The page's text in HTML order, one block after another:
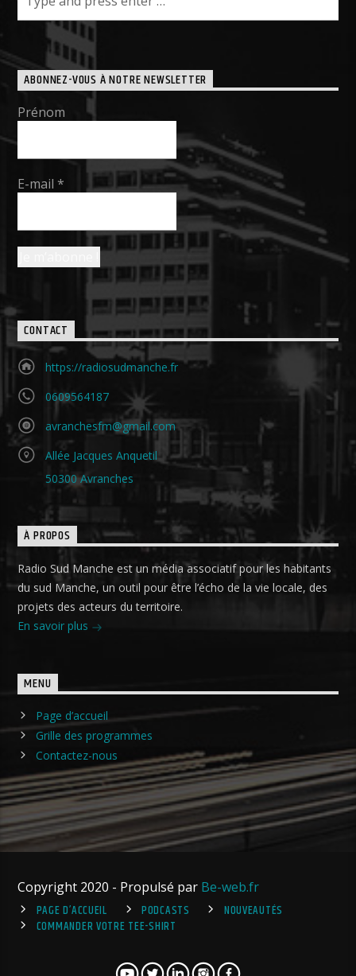
ABONNEZ-VOUS À NOTRE NEWSLETTER
Prénom
E-mail*
CONTACT
https://radiosudmanche.fr
0609564187
avranchesfm@gmail.com
Allée Jacques Anquetil
50300 Avranches
À PROPOS
Radio Sud Manche est un média associatif pour les habitants
du sud Manche, un outil pour être l’écho de la vie locale, des
projets des acteurs du territoire.
En savoir plus
MENU
Page d’accueil
Grille des programmes
Contactez-nous
Copyright 2020 - Propulsé par Be-web.fr
PAGE D’ACCUEIL
PODCASTS
NOUVEAUTÉS
COMMANDER VOTRE TEE-SHIRT